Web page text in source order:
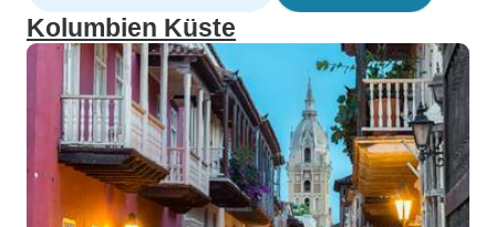
Kolumbien Küste